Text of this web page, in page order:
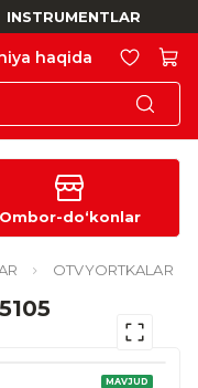
INSTRUMENTLAR
haqida
Ombor-do‘konlar
OTVYORTKALAR
MAVJUD